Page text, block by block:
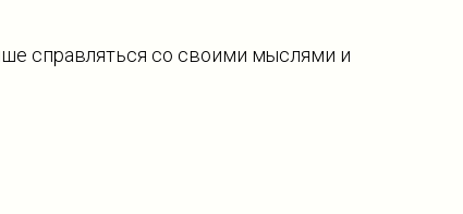
справляться со своими мыслями и